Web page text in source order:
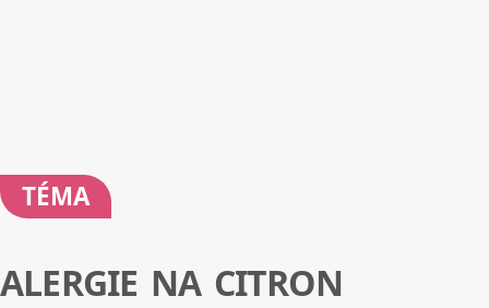
TÉMA
ALERGIE NA CITRON